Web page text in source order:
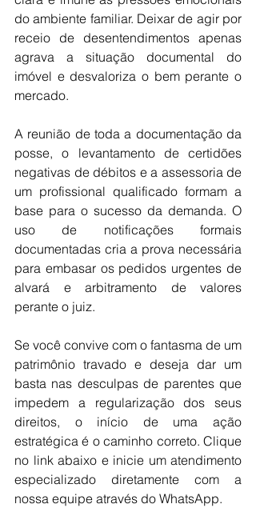
do ambiente familiar. Deixar de agir por
receio de desentendimentos apenas
agrava a situação documental do
imóvel e desvaloriza o bem perante o
mercado.
A reunião de toda a documentação da
posse, o levantamento de certidões
negativas de débitos e a assessoria de
um profissional qualificado formam a
base para o sucesso da demanda. O
uso de notificações formais
documentadas cria a prova necessária
para embasar os pedidos urgentes de
alvará e arbitramento de valores
perante o juiz.
Se você convive com o fantasma de um
patrimônio travado e deseja dar um
basta nas desculpas de parentes que
impedem a regularização dos seus
direitos, o início de uma ação
estratégica é o caminho correto. Clique
no link abaixo e inicie um atendimento
especializado diretamente com a
nossa equipe através do WhatsApp.